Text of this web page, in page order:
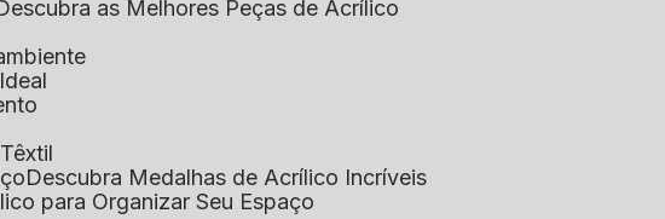
Descubra as Melhores Peças de Acrílico
Descubra Medalhas de Acrílico Incríveis
para Organizar Seu Espaço